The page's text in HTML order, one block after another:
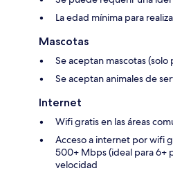
La edad mínima para
Mascotas
Se aceptan mascotas (solo
Se aceptan animales de
Internet
Wifi gratis en las áreas
Acceso a internet por wifi
500+ Mbps (ideal para 6+
velocidad